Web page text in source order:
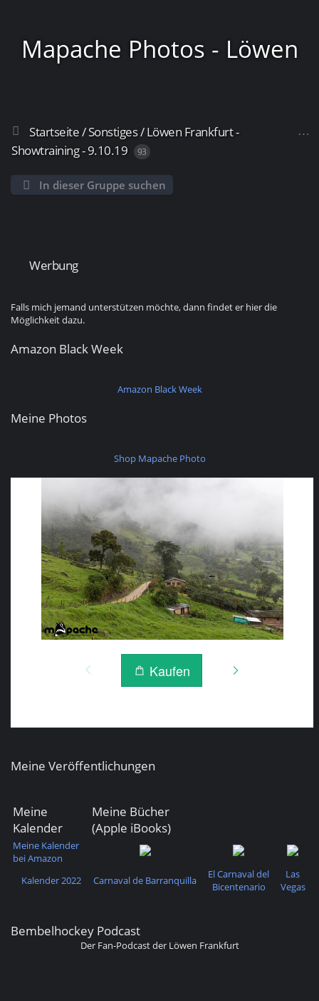
Mapache Photos - Löwen
Frankfurt
Startseite/Sonstiges/Löwen Frankfurt -
Showtraining - 9.10.19
93
In dieser Gruppe suchen
Werbung
Falls mich jemand unterstützen möchte, dann findet er hier die
Möglichkeit dazu.
Amazon Black Week
Amazon Black Week
Meine Photos
Shop Mapache Photo
Meine Veröffentlichungen
Meine
Kalender
Meine Bücher
(Apple iBooks)
Meine Kalender
bei Amazon
Kalender 2022
Carnaval de Barranquilla
El Carnaval del
Bicentenario
Las
Vegas
Bembelhockey Podcast
Der Fan-Podcast der Löwen Frankfurt